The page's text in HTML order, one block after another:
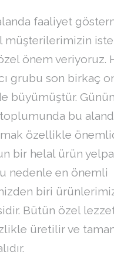
faaliyet
müşterilerimizin
önem veriyoruz.
grubu son birkaç
büyümüştür.
bu
özellikle
bir helal ürün
nedenle en önemli
biri
Bütün özel
üretilir ve